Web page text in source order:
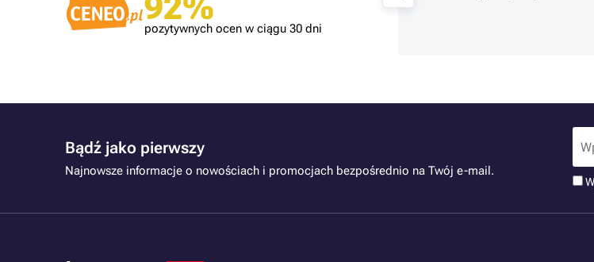
pozytywnych ocen w ciągu 30 dni
Bądź jako pierwszy
Najnowsze informacje o nowościach i promocjach bezpośrednio na Twój e-mail.